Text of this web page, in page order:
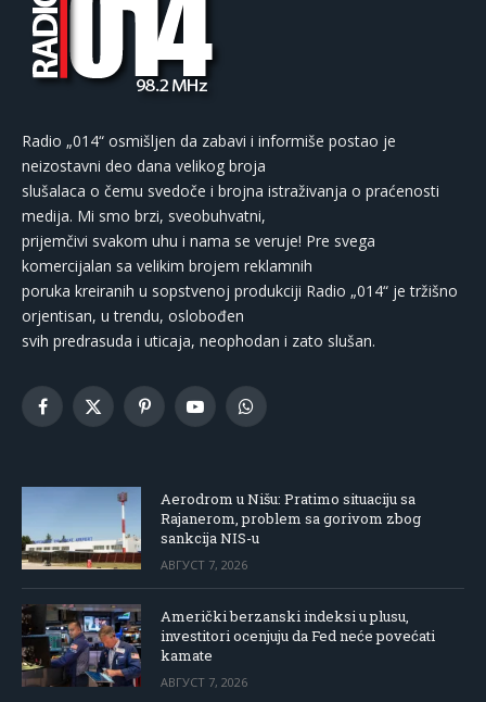
Radio „014“ osmišljen da zabavi i informiše postao je
neizostavni deo dana velikog broja
slušalaca o čemu svedoče i brojna istraživanja o praćenosti
medija. Mi smo brzi, sveobuhvatni,
prijemčivi svakom uhu i nama se veruje! Pre svega
komercijalan sa velikim brojem reklamnih
poruka kreiranih u sopstvenoj produkciji Radio „014“ je tržišno
orjentisan, u trendu, oslobođen
svih predrasuda i uticaja, neophodan i zato slušan.
Facebook
X
PinterestYouTubeWhatsApp
Aerodrom u Nišu: Pratimo situaciju sa
Rajanerom, problem sa gorivom zbog
sankcija NIS-u
АВГУСТ 7, 2026
Američki berzanski indeksi u plusu,
investitori ocenjuju da Fed neće povećati
kamate
АВГУСТ 7, 2026